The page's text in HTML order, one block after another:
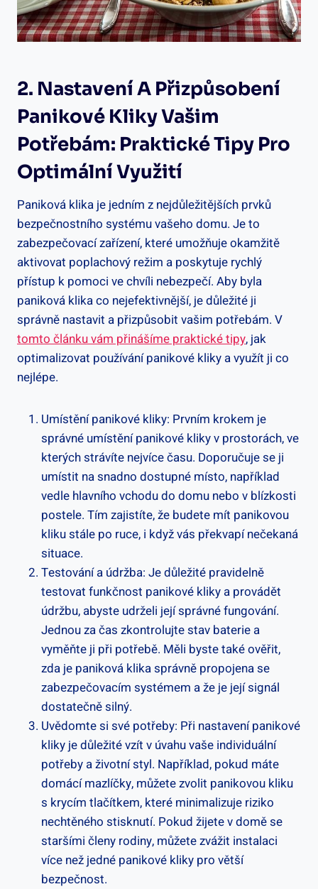
2. Nastavení A Přizpůsobení
Panikové Kliky Vašim
Potřebám: Praktické Tipy Pro
Optimální Využití
Paniková ‌klika je jedním ⁣z nejdůležitějších prvků
bezpečnostního systému vašeho domu. Je⁣ to⁣
zabezpečovací zařízení, které umožňuje okamžitě
aktivovat poplachový ⁢režim a poskytuje rychlý
přístup​ k pomoci ve chvíli nebezpečí. Aby byla‍
paniková klika co nejefektivnější,⁣ je důležité ji
⁤správně ⁤nastavit a přizpůsobit vašim potřebám.⁤ V
tomto článku vám⁢ přinášíme praktické ​tipy, jak⁤
optimalizovat používání panikové kliky​ a ⁤využít ji co
‌nejlépe.
Umístění ‍panikové kliky: Prvním krokem​ je
správné umístění panikové kliky v ⁣prostorách, ve
kterých strávíte nejvíce ⁤času. Doporučuje se ji
umístit na snadno dostupné ⁢místo, například
vedle hlavního vchodu do domu nebo v blízkosti
postele.⁣ Tím zajistíte,​ že budete mít panikovou
kliku stále po ruce, i⁣ když vás překvapí nečekaná‌
situace.
Testování a údržba: Je důležité pravidelně
⁤testovat funkčnost panikové kliky a provádět
údržbu, abyste ⁤udrželi její správné fungování.
Jednou za čas zkontrolujte ⁣stav ‌baterie a
vyměňte ji při potřebě. Měli byste také ověřit,
zda je paniková klika správně propojena se
zabezpečovacím systémem a že je její signál
dostatečně silný.
Uvědomte si své potřeby: Při nastavení panikové
kliky je⁣ důležité vzít v úvahu vaše⁢ individuální
potřeby a ⁢životní⁢ styl. Například,⁣ pokud máte
domácí mazlíčky, můžete zvolit ⁤panikovou⁢ kliku
s krycím tlačítkem, které minimalizuje ‍riziko
nechtěného‌ stisknutí. Pokud žijete v domě se
staršími členy rodiny, můžete zvážit instalaci
více než⁤ jedné ⁢panikové⁤ kliky pro větší
bezpečnost.